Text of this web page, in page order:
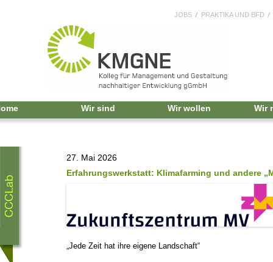
JOBS PRAKTIKA UND BFD
Wir sind Wir wollen Wir
27. Mai 2026
Erfahrungswerkstatt: Klimafarming und andere
„Jede Zeit hat ihre eigene Landschaft“